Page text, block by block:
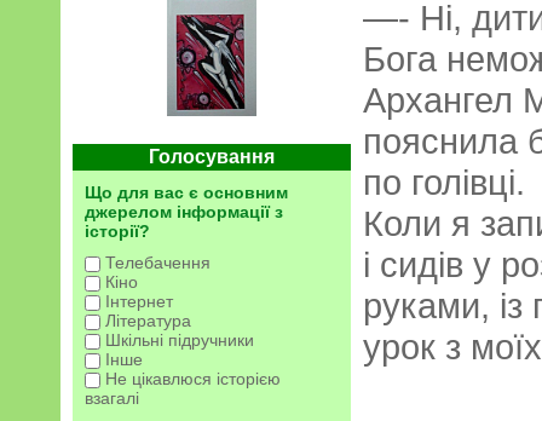
Голосування
Що для вас є основним
джерелом інформації з
історії?
Телебачення
Кіно
Інтернет
Література
Шкільні підручники
Інше
Не цікавлюся історією
взагалі
—- Ні,
Бога
Архангел
пояснила
по голівці.
Коли я
і сидів у
руками, із
урок з